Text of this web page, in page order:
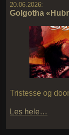
20.06.2026:
Golgotha
Tristesse og
Les hele…